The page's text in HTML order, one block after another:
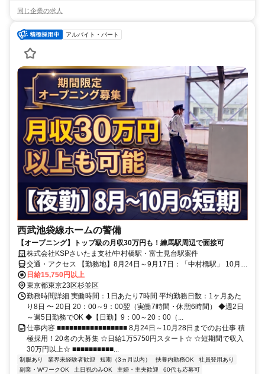
同じ企業の求人
アルバイト・パート
西武池袋線ホームの警備
【オープニング】トップ級の月収30万円も！練馬駅周辺で面接可
株式会社KSPさいたま支社/中村橋駅・富士見台駅案件
交通・アクセス 【勤務地】8月24日～9月17日：「中村橋駅」 10月5
日～10月28日：「富士見台駅」/ 東京都練馬区
日給15,750円以上
東京都東京23区杉並区
勤務時間詳細 実働時間：1日あたり7時間 平均勤務日数：1ヶ月あた
り8日 〜 20日 20：00～9：00翌（実働7時間・休憩6時間） ◆週2日
～週5日勤務でOK ◆【日勤】9：00～20：00（...
仕事内容 ■■■■■■■■■■■■■■■■■ 8月24日～10月28日までのお仕事 積
極採用！20名の大募集 ☆日給1万5750円スタート☆ ☆短期間で収入
30万円以上☆ ■■■■■■■■■■...
制服あり 業界未経験者歓迎 短期（3ヵ月以内） 扶養内勤務OK
社員登用あり
副業・WワークOK
土日祝のみOK 主婦・主夫歓迎
60代も応募可